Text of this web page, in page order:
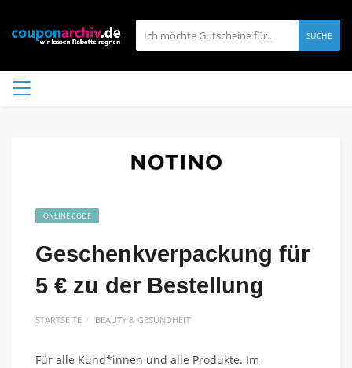
SUCHE
ONLINE CODE
Geschenkverpackung für
5 € zu der Bestellung
STARTSEITE BEAUTY & GESUNDHEIT
Für alle Kund*innen und alle Produkte. Im